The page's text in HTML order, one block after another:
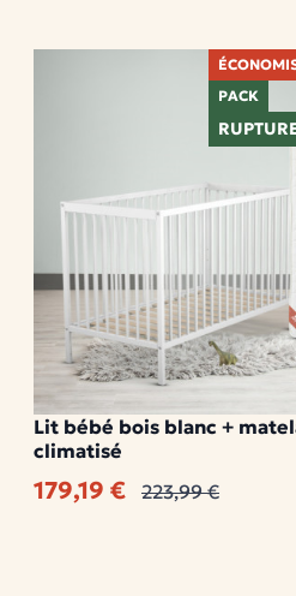
Lit bébé bois blanc +
climatisé
179,19 € 223,99 €
PACK